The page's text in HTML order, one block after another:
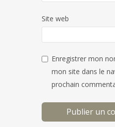
Site web
Enregistrer mon
mon site dans le
prochain